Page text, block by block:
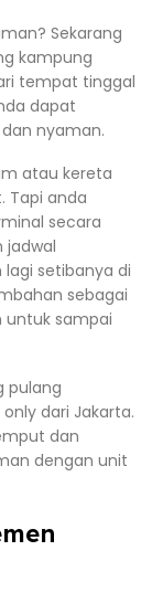
Sekarang
kampung
tempat tinggal
dapat
nyaman.
atau kereta
Tapi anda
secara
jadwal
setibanya di
sebagai
untuk sampai
pulang
dari Jakarta.
dan
dengan unit